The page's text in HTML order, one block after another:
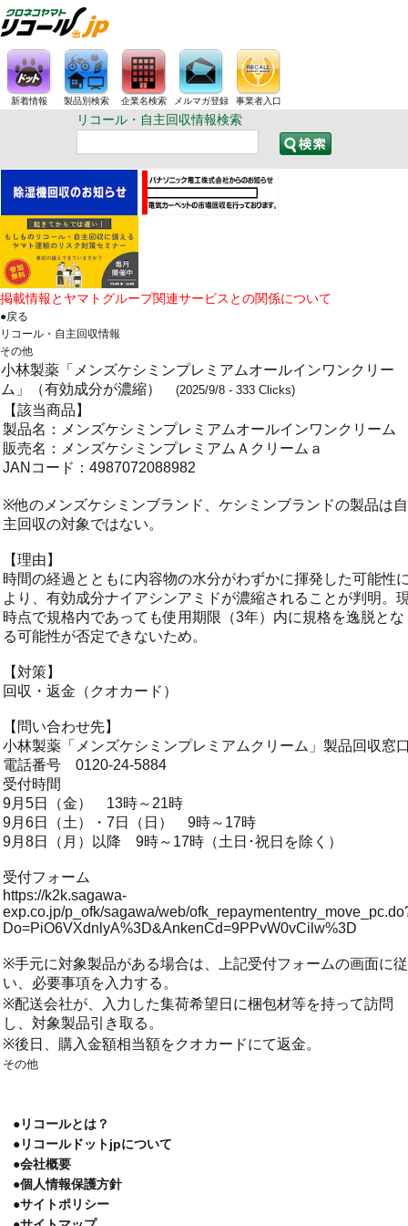
新着情報 製品別検索 企業名検索 メルマガ登録 事業者入口
リコール・自主回収情報検索
掲載情報とヤマトグループ関連サービスとの関係について
●戻る
リコール・自主回収情報
その他
小林製薬「メンズケシミンプレミアムオールインワンクリー
ム」（有効成分が濃縮）
(2025/9/8 - 333 Clicks)
【該当商品】
製品名：メンズケシミンプレミアムオールインワンクリーム
販売名：メンズケシミンプレミアムＡクリームａ
JANコード：4987072088982
※他のメンズケシミンブランド、ケシミンブランドの製品は自
主回収の対象ではない。
【理由】
時間の経過とともに内容物の水分がわずかに揮発した可能性
より、有効成分ナイアシンアミドが濃縮されることが判明。
時点で規格内であっても使用期限（3年）内に規格を逸脱とな
る可能性が否定できないため。
【対策】
回収・返金（クオカード）
【問い合わせ先】
小林製薬「メンズケシミンプレミアムクリーム」製品回収窓
電話番号 0120-24-5884
受付時間
9月5日（金） 13時～21時
9月6日（土）・7日（日） 9時～17時
9月8日（月）以降 9時～17時（土日･祝日を除く）
受付フォーム
https://k2k.sagawa-
exp.co.jp/p_ofk/sagawa/web/
Do=PiO6VXdnlyA%3D&AnkenCd=9PPvW0vCilw%3D
※手元に対象製品がある場合は、上記受付フォームの画面に従
い、必要事項を入力する。
※配送会社が、入力した集荷希望日に梱包材等を持って訪問
し、対象製品引き取る。
※後日、購入金額相当額をクオカードにて返金。
その他
●リコールとは？
●リコールドットjpについて
●会社概要
●個人情報保護方針
●サイトポリシー